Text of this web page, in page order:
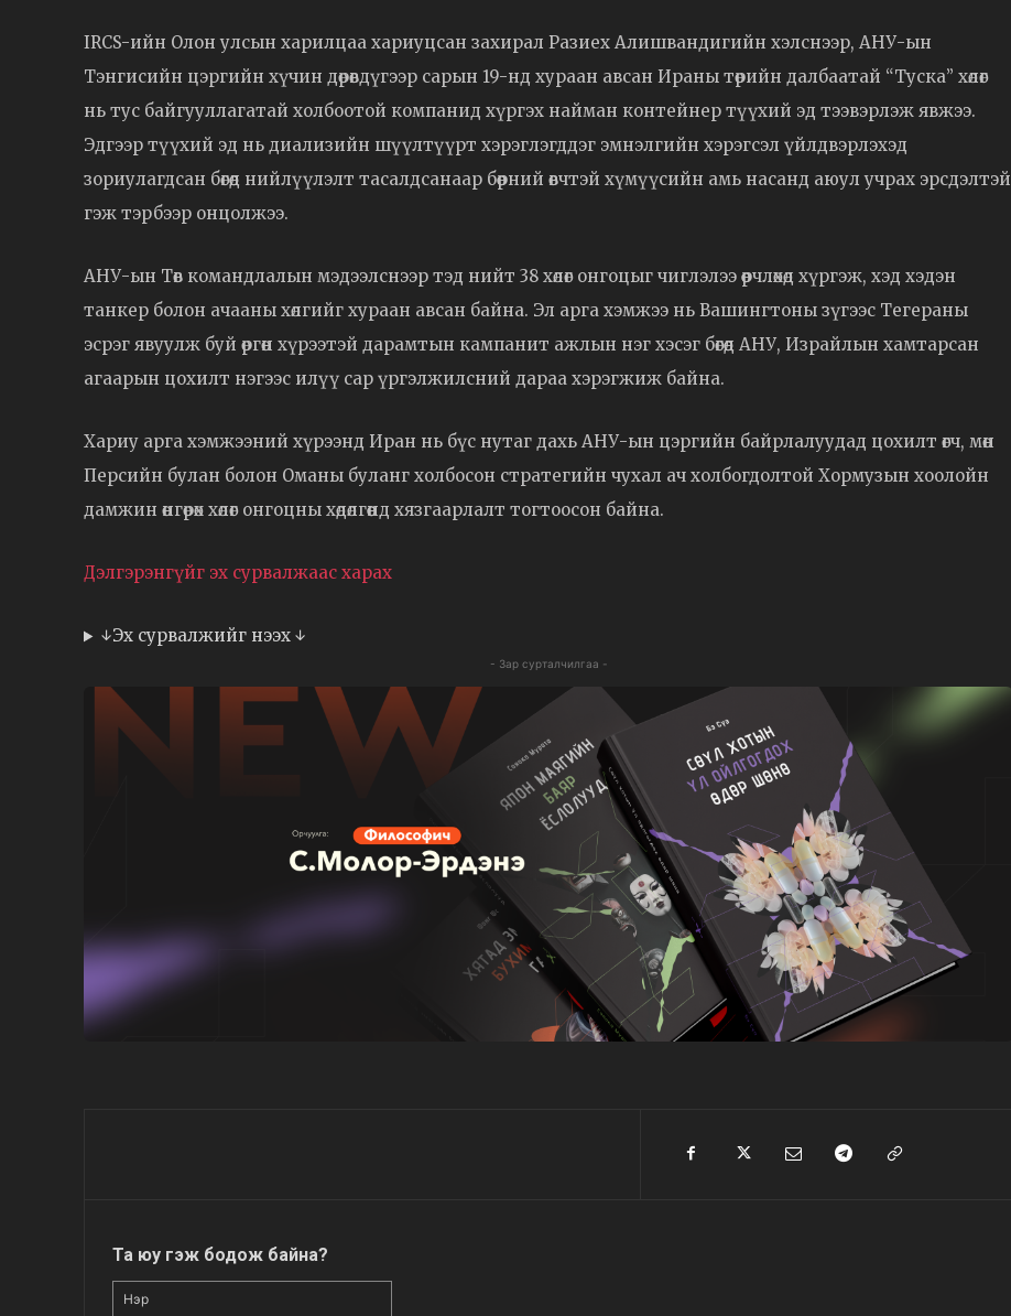
IRCS-ийн Олон улсын харилцаа хариуцсан захирал Разиех Алишвандигийн хэлснээр, АНУ-ын
Тэнгисийн цэргийн хүчин дөрөвдүгээр сарын 19-нд хураан авсан Ираны төрийн далбаатай “Туска” хөлөг
нь тус байгууллагатай холбоотой компанид хүргэх найман контейнер түүхий эд тээвэрлэж явжээ.
Эдгээр түүхий эд нь диализийн шүүлтүүрт хэрэглэгддэг эмнэлгийн хэрэгсэл үйлдвэрлэхэд
зориулагдсан бөгөөд нийлүүлэлт тасалдсанаар бөөрний өвчтэй хүмүүсийн амь насанд аюул учрах эрсдэлтэй
гэж тэрбээр онцолжээ.
АНУ-ын Төв командлалын мэдээлснээр тэд нийт 38 хөлөг онгоцыг чиглэлээ өөрчлөхөд хүргэж, хэд хэдэн
танкер болон ачааны хөлгийг хураан авсан байна. Эл арга хэмжээ нь Вашингтоны зүгээс Тегераны
эсрэг явуулж буй өргөн хүрээтэй дарамтын кампанит ажлын нэг хэсэг бөгөөд АНУ, Израйлын хамтарсан
агаарын цохилт нэгээс илүү сар үргэлжилсний дараа хэрэгжиж байна.
Хариу арга хэмжээний хүрээнд Иран нь бүс нутаг дахь АНУ-ын цэргийн байрлалуудад цохилт өгч, мөн
Персийн булан болон Оманы буланг холбосон стратегийн чухал ач холбогдолтой Хормузын хоолойн
дамжин өнгөрөх хөлөг онгоцны хөдөлгөөнд хязгаарлалт тогтоосон байна.
Дэлгэрэнгүйг эх сурвалжаас харах
↓Эх сурвалжийг нээх ↓
- Зар сурталчилгаа -
Та юу гэж бодож байна?